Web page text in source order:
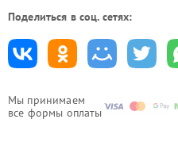
Мы принимаем
все формы оплаты
Поделиться в соц. сетях: